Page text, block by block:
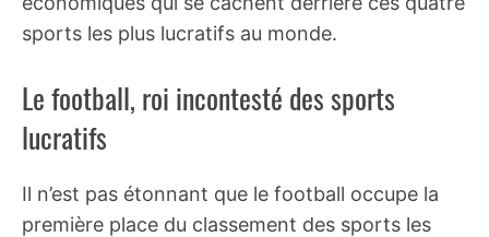
sports les plus lucratifs au monde.
Le football, roi incontesté des sports
lucratifs
Il n’est pas étonnant que le football occupe la
première place du classement des sports les